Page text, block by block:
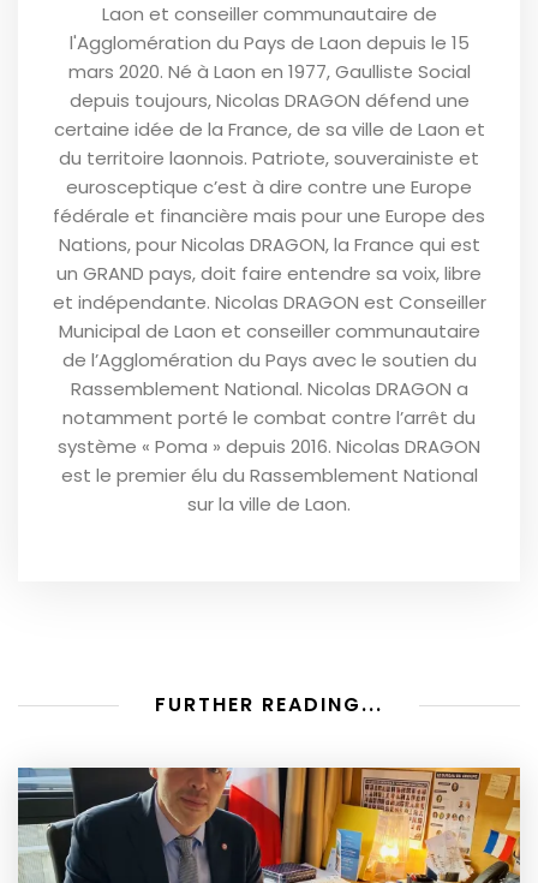
Laon et conseiller communautaire de
l'Agglomération du Pays de Laon depuis le 15
mars 2020. Né à Laon en 1977, Gaulliste Social
depuis toujours, Nicolas DRAGON défend une
certaine idée de la France, de sa ville de Laon et
du territoire laonnois. Patriote, souverainiste et
eurosceptique c’est à dire contre une Europe
fédérale et financière mais pour une Europe des
Nations, pour Nicolas DRAGON, la France qui est
un GRAND pays, doit faire entendre sa voix, libre
et indépendante. Nicolas DRAGON est Conseiller
Municipal de Laon et conseiller communautaire
de l’Agglomération du Pays avec le soutien du
Rassemblement National. Nicolas DRAGON a
notamment porté le combat contre l’arrêt du
système « Poma » depuis 2016. Nicolas DRAGON
est le premier élu du Rassemblement National
sur la ville de Laon.
FURTHER READING...